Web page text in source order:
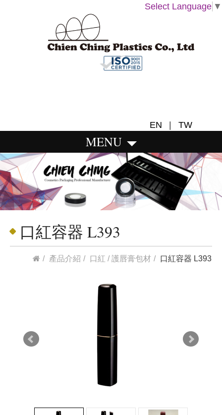
Select Language ▼
EN | TW
MENU
口紅容器 L393
產品介紹 口紅 / 護唇膏包材 口紅容器 L393